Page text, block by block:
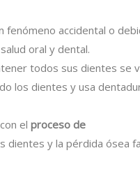
fenómeno accidental o
oral y dental.
todos sus dientes se
los dientes y usa
el proceso de
dientes y la pérdida ósea